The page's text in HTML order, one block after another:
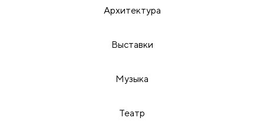
Архитектура
Выставки
Музыка
Театр